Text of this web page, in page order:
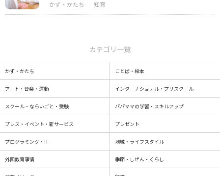
カテゴリ一覧
かず・かたち ことば・絵本
アート・音楽・運動 インターナショナル・プリスクール
スクール・ならいごと・受験 パパママの学習・スキルアップ
プレス・イベント・新サービス プレゼント
プログラミング・IT 地域・ライフスタイル
外国教育事情 季節・しぜん・くらし